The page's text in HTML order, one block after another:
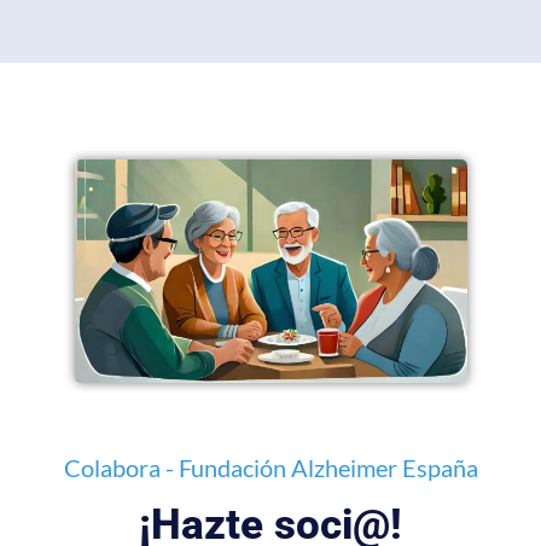
Colabora - Fundación Alzheimer España
¡Hazte soci@!